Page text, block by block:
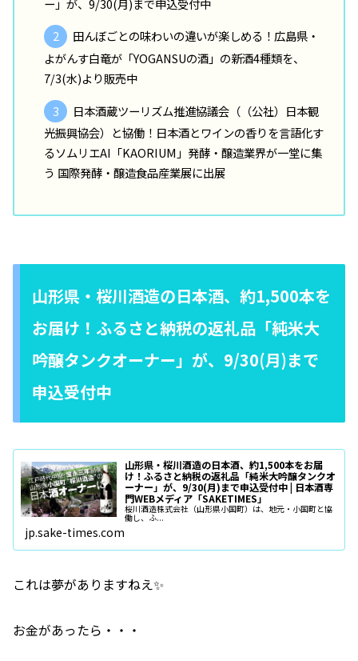
ー」が、9/30(月)まで申込受付中
田んぼごとの味わいの違いが楽しめる！広島県・
よがんす白竜が「YOGANSUの酒」の新酒4種類を、
7/3(水)より販売中
日本酒蔵ツーリズム推進協議会（（公社）日本観
光振興協会）と協働！日本酒とワインの香りを言語化す
るソムリエAI「KAORIUM」発酵・醸造業界が一堂に集
う 国際発酵・醸造食品産業展に出展
山形県・桜川酒造の日本酒、約1,500本を
お届け！ふるさと納税の返礼品「純米大
吟醸タンクオーナー」が、9/30(月)まで
申込受付中
山形県・桜川酒造の日本酒、約1,500本をお届
け！ふるさと納税の返礼品「純米大吟醸タンクオ
ーナー」が、9/30(月)まで申込受付中 | 日本酒専
門WEBメディア「SAKETIMES」
桜川酒造株式会社（山形県小国町）は、地元・小国町と協
働し、ふ...
jp.sake-times.com
これは夢がありますねえ✨
お金があったら・・・